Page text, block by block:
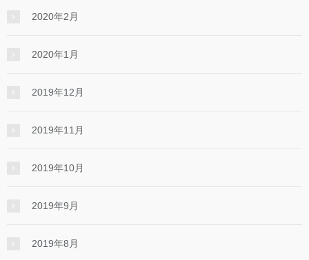
2020年2月
2020年1月
2019年12月
2019年11月
2019年10月
2019年9月
2019年8月